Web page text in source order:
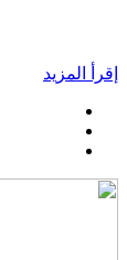
إقرأ المزيد